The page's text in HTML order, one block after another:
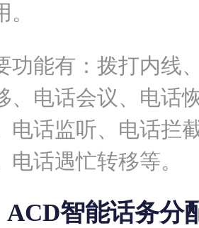
功能有：拨打内线
、电话会议、电话
电话监听、电话拦
电话遇忙转移等。
ACD智能话务分